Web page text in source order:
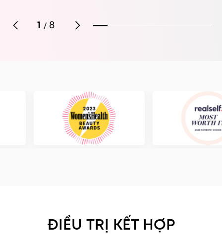
1 / 8
ĐIỀU TRỊ KẾT HỢP